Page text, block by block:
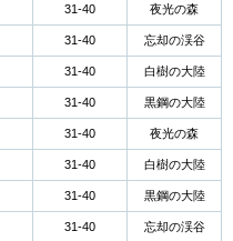
31-40 夜光の森
31-40 忘却の渓谷
31-40 白樹の大陸
31-40 黒鋼の大陸
31-40 夜光の森
31-40 白樹の大陸
31-40 黒鋼の大陸
31-40 忘却の渓谷